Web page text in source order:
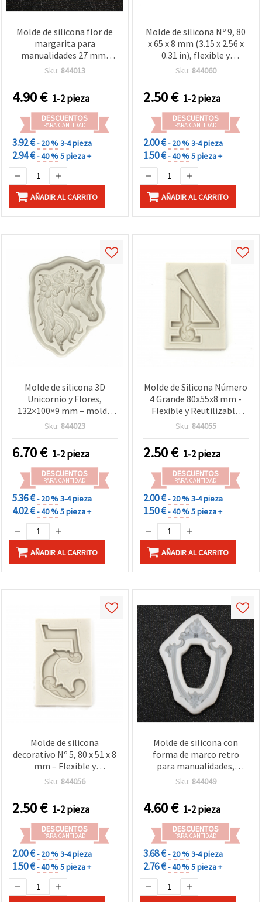
Molde de silicona flor de
margarita para
manualidades 27 mm,
105x77x13 mm
Sku: 844013
4.90€ 1-2 pieza
DESCUENTOS
PARA CANTIDAD
3.92 €- 20 %3-4 pieza
2.94 €- 40 %5 pieza +
AÑADIR AL CARRITO
Molde de silicona Nº 9, 80
x 65 x 8 mm (3.15 x 2.56 x
0.31 in), flexible y
reutilizable para vertido
arcilla polimérica, yeso y
jabón — molde de
manualidades de una
cavidad
Sku: 844060
2.50€ 1-2 pieza
DESCUENTOS
PARA CANTIDAD
2.00 €- 20 %3-4 pieza
1.50 €- 40 %5 pieza +
AÑADIR AL CARRITO
Molde de silicona 3D
Unicornio y Flores,
132×100×9 mm – molde
de vaciado flexible DIY
polimérica, yeso, jabón y
cera
Sku: 844023
6.70€ 1-2 pieza
DESCUENTOS
PARA CANTIDAD
5.36 €- 20 %3-4 pieza
4.02 €- 40 %5 pieza +
AÑADIR AL CARRITO
Molde de Silicona Número
4 Grande 80x55x8 mm -
Flexible y Reutilizable
para Resina Epoxi, Arcilla,
Sku: 844055
2.50€ 1-2 pieza
DESCUENTOS
PARA CANTIDAD
2.00 €- 20 %3-4 pieza
1.50 €- 40 %5 pieza +
AÑADIR AL CARRITO
Molde de silicona
decorativo Nº 5, 80 x 51 x 8
mm – Flexible y
reutilizable para resina
polimérica y yeso,
manualidades DIY
Sku: 844056
2.50€ 1-2 pieza
DESCUENTOS
PARA CANTIDAD
2.00 €- 20 %3-4 pieza
1.50 €- 40 %5 pieza +
Molde de silicona con
forma de marco retro
para manualidades,
128x93x15 mm
Sku: 844049
4.60€ 1-2 pieza
DESCUENTOS
PARA CANTIDAD
3.68 €- 20 %3-4 pieza
2.76 €- 40 %5 pieza +